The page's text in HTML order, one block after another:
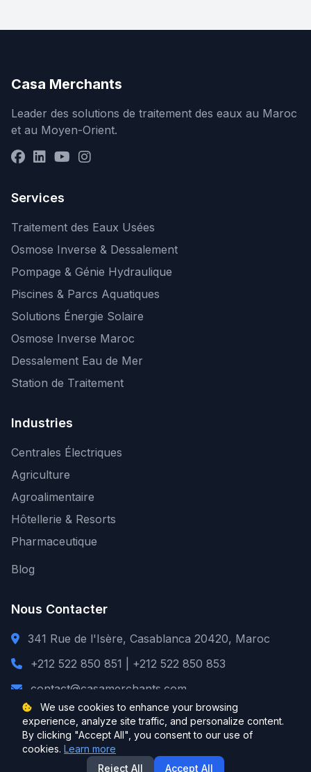
Casa Merchants
Leader des solutions de traitement des eaux au Maroc
et au Moyen-Orient.
Services
Traitement des Eaux Usées
Osmose Inverse & Dessalement
Pompage & Génie Hydraulique
Piscines & Parcs Aquatiques
Solutions Énergie Solaire
Osmose Inverse Maroc
Dessalement Eau de Mer
Station de Traitement
Industries
Centrales Électriques
Agriculture
Agroalimentaire
Hôtellerie & Resorts
Pharmaceutique
Blog
Nous Contacter
341 Rue de l'Isère, Casablanca 20420, Maroc
+212 522 850 851 | +212 522 850 853
contact@casamerchants.com
© 2026 Casa Merchants. Tous droits réservés.
We use cookies to enhance your browsing
experience, analyze site traffic, and personalize content.
By clicking "Accept All", you consent to our use of
cookies. Learn more
Reject All
Accept All